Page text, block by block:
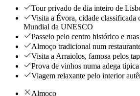
Tour privado de dia inteiro de
Visita a Évora, cidade classificada
Mundial da UNESCO
Passeio pelo centro histórico e
Almoço tradicional num
Visita a Arraiolos, famosa pelos
Prova de vinhos numa adega
Viagem relaxante pelo interior
Almoço